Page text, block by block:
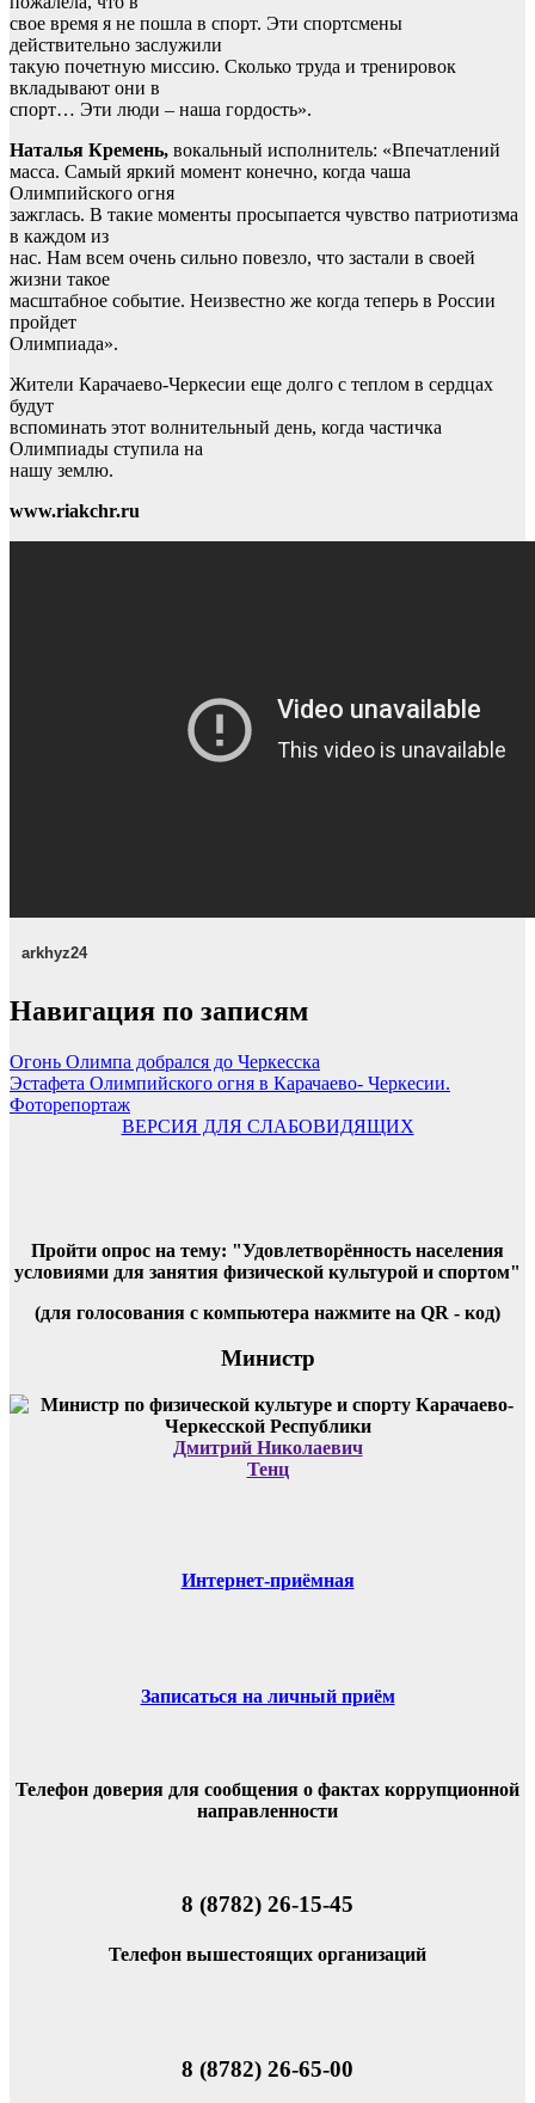
свое время я не пошла в спорт. Эти спортсмены
действительно заслужили
такую почетную миссию. Сколько труда и тренировок
вкладывают они в
спорт… Эти люди – наша гордость».
Наталья Кремень, вокальный исполнитель: «Впечатлений
масса. Самый яркий момент конечно, когда чаша
Олимпийского огня
зажглась. В такие моменты просыпается чувство патриотизма
в каждом из
нас. Нам всем очень сильно повезло, что застали в своей
жизни такое
масштабное событие. Неизвестно же когда теперь в России
пройдет
Олимпиада».
Жители Карачаево-Черкесии еще долго с теплом в сердцах
будут
вспоминать этот волнительный день, когда частичка
Олимпиады ступила на
нашу землю.
www.riakchr.ru
arkhyz24
Навигация по записям
Огонь Олимпа добрался до Черкесска
Эстафета Олимпийского огня в Карачаево- Черкесии.
Фоторепортаж
ВЕРСИЯ ДЛЯ СЛАБОВИДЯЩИХ
Пройти опрос на тему: "Удовлетворённость населения
условиями для занятия физической культурой и спортом"
(для голосования с компьютера нажмите на QR - код)
Министр
Дмитрий Николаевич
Тенц
Интернет-приёмная
Записаться на личный приём
Телефон доверия для сообщения о фактах коррупционной
направленности
8 (8782) 26-15-45
Телефон вышестоящих организаций
8 (8782) 26-65-00